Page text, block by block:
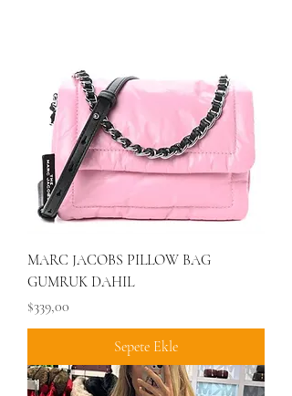
MARC JACOBS PILLOW BAG
GUMRUK DAHIL
Fiyat
$339,00
Sepete Ekle